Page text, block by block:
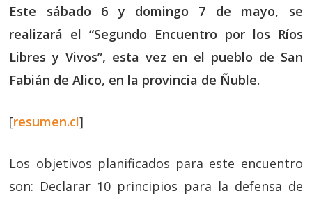
Este sábado 6 y domingo 7 de mayo, se
realizará el “Segundo Encuentro por los Ríos
Libres y Vivos”, esta vez en el pueblo de San
Fabián de Alico, en la provincia de Ñuble.
[resumen.cl]
Los objetivos planificados para este encuentro
son: Declarar 10 principios para la defensa de